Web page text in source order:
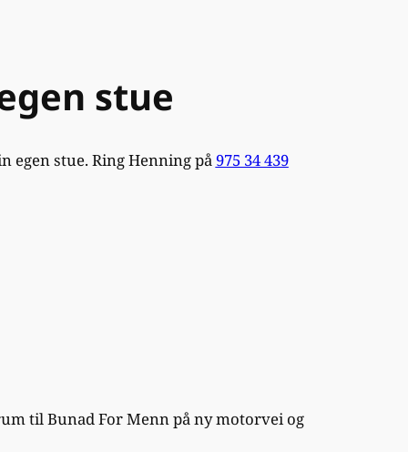
stue
egen stue. Ring Henning på975 34 439
til Bunad For Menn på ny motorvei og